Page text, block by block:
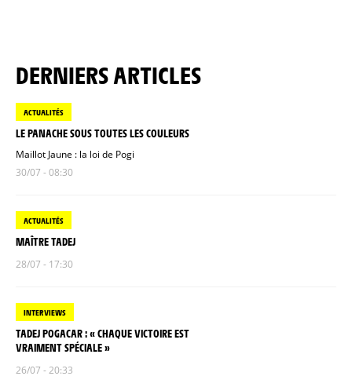
DERNIERS ARTICLES
ACTUALITÉS
LE PANACHE SOUS TOUTES LES COULEURS
Maillot Jaune : la loi de Pogi
30/07 - 08:30
ACTUALITÉS
MAÎTRE TADEJ
28/07 - 17:30
INTERVIEWS
TADEJ POGACAR : « CHAQUE VICTOIRE EST
VRAIMENT SPÉCIALE »
26/07 - 20:33